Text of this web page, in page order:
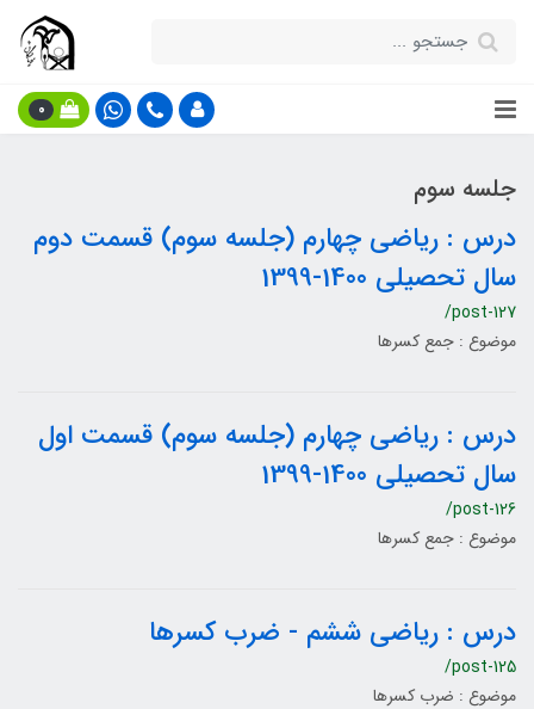
0
جلسه سوم
درس : ریاضی چهارم (جلسه سوم) قسمت دوم
سال تحصیلی 1400-1399
/post-127
موضوع : جمع کسرها
درس : ریاضی چهارم (جلسه سوم) قسمت اول
سال تحصیلی 1400-1399
/post-126
موضوع : جمع کسرها
درس : ریاضی ششم - ضرب کسرها
/post-125
موضوع : ضرب کسرها